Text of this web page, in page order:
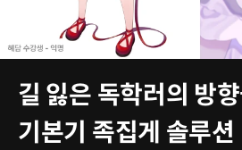
길 잃은 독학러의 방
기본기 족집게 솔루션